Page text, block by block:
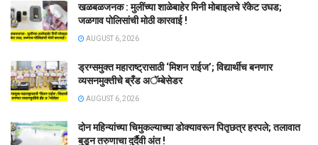
खळबळजनक : मुलींच्या शाळेबाहेर मिनी मोबाइलचे रॅकेट उघड;
जळगाव पोलिसांची मोठी कारवाई !
AUGUST 6, 2026
ड्रग्समुक्त महाराष्ट्रासाठी ‘मिशन राईज’; विद्यार्थीच बनणार
व्यसनमुक्तीचे ब्रँड अॅम्बेसेडर
AUGUST 6, 2026
दोन महिन्यांच्या चिमुकल्याच्या डोक्यावरून पितृछत्र हरपले; तलावात
बुडून तरुणाचा दुर्दैवी अंत !